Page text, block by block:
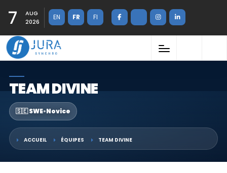
7
AUG
2026
EN FR FI
TEAM DIVINE
🇸🇪 SWE•Novice
ACCUEIL ÉQUIPES TEAM DIVINE